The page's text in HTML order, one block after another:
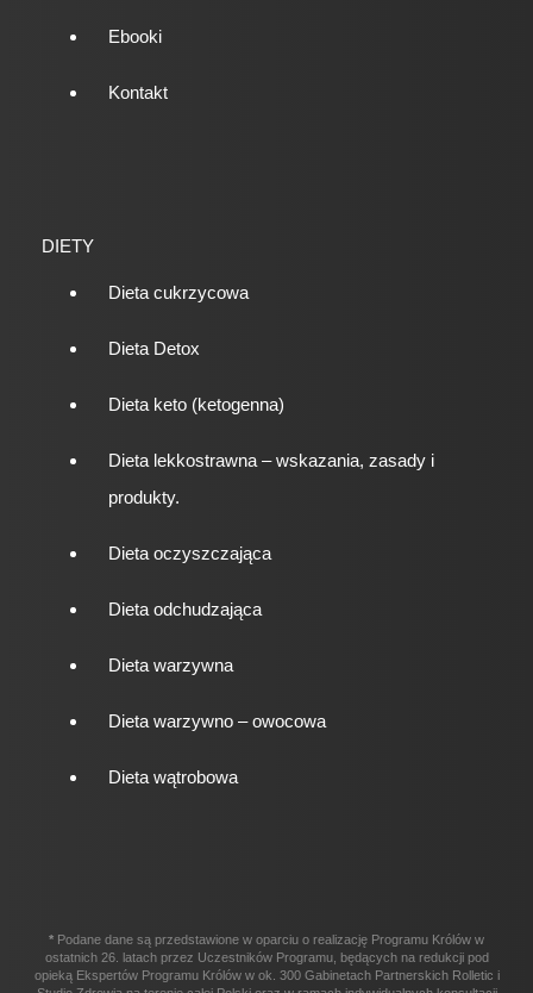
Ebooki
Kontakt
DIETY
Dieta cukrzycowa
Dieta Detox
Dieta keto (ketogenna)
Dieta lekkostrawna – wskazania, zasady i
produkty.
Dieta oczyszczająca
Dieta odchudzająca
Dieta warzywna
Dieta warzywno – owocowa
Dieta wątrobowa
* Podane dane są przedstawione w oparciu o realizację Programu Królów w
ostatnich 26. latach przez Uczestników Programu, będących na redukcji pod
opieką Ekspertów Programu Królów w ok. 300 Gabinetach Partnerskich Rolletic i